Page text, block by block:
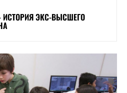
ЭКС-ВЫСШЕГО